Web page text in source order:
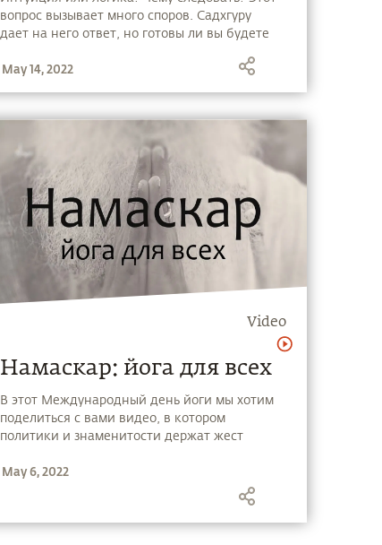
вопрос вызывает много споров. Садхгуру
дает на него ответ, но готовы ли вы будете
May 14, 2022
Video
Намаскар: йога для всех
В этот Международный день йоги мы хотим
поделиться с вами видео, в котором
политики и знаменитости держат жест
формой йоги. Сложив руки вместе вы
можете создать гармонию внутри себя и в
May 6, 2022